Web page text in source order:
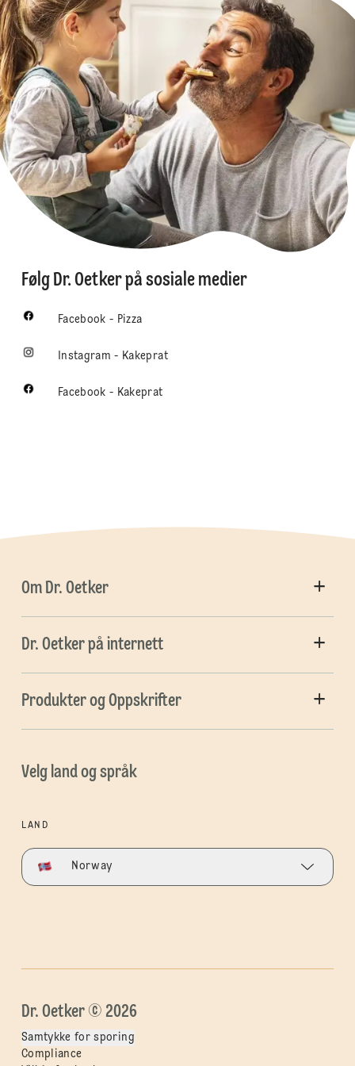
Følg Dr. Oetker på sosiale medier
Facebook - Pizza
Instagram - Kakeprat
Facebook - Kakeprat
Om Dr. Oetker
Dr. Oetker på internett
Produkter og Oppskrifter
Velg land og språk
LAND
Norway
Dr. Oetker © 2026
Samtykke for sporing
Compliance